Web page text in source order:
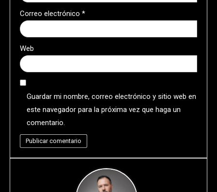
Correo electrónico *
Web
Guardar mi nombre, correo electrónico y sitio web en
este navegador para la próxima vez que haga un
comentario.